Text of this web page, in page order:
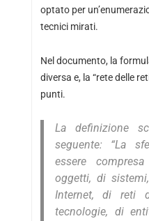
optato per
tecnici mirati.
Nel documento, la
diversa e, la “rete delle
punti.
La definizione
seguente: “La
essere
oggetti, di
Internet, di reti
tecnologie, di